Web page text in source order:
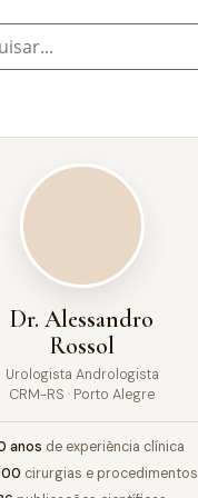
Dr. Alessandro
Rossol
Urologista Andrologista
CRM-RS · Porto Alegre
anos de experiência clínica
cirurgias e procedimentos